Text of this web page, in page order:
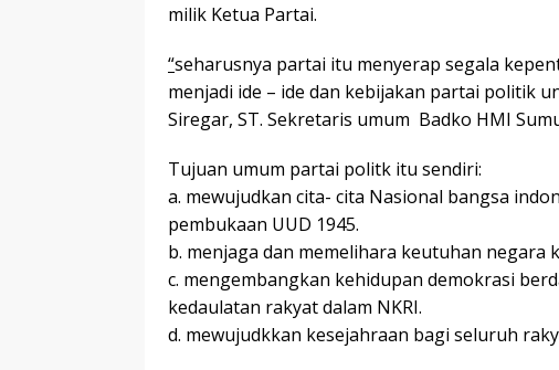
milik Ketua Partai.
“seharusnya partai itu menyerap segala
menjadi ide – ide dan kebijakan partai politik
Siregar, ST. Sekretaris umum Badko HMI
Tujuan umum partai politk itu sendiri:
a. mewujudkan cita- cita Nasional bangsa
pembukaan UUD 1945.
b. menjaga dan memelihara keutuhan negara
c. mengembangkan kehidupan demokrasi
kedaulatan rakyat dalam NKRI.
d. mewujudkkan kesejahraan bagi seluruh